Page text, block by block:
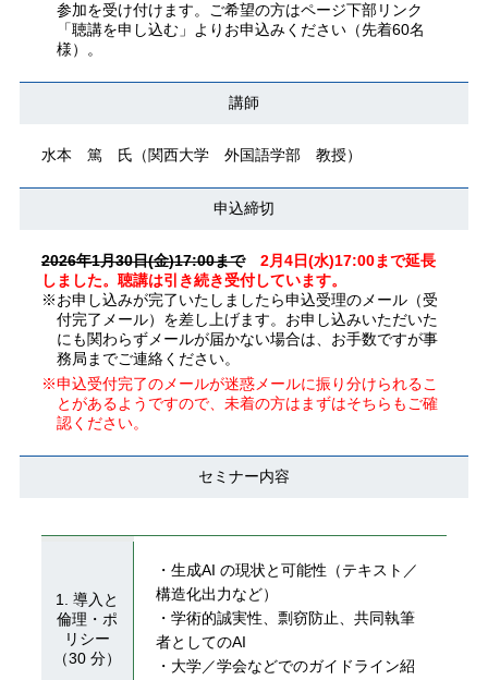
参加を受け付けます。ご希望の方はページ下部リンク
「聴講を申し込む」よりお申込みください（先着60名
様）。
講師
水本 篤 氏（関西大学 外国語学部 教授）
申込締切
2026年1月30日(金)17:00まで2月4日(水)17:00まで延長
しました。聴講は引き続き受付しています。
※お申し込みが完了いたしましたら申込受理のメール（受
付完了メール）を差し上げます。お申し込みいただいた
にも関わらずメールが届かない場合は、お手数ですが事
務局までご連絡ください。
※申込受付完了のメールが迷惑メールに振り分けられるこ
とがあるようですので、未着の方はまずはそちらもご確
認ください。
セミナー内容
1. 導⼊と
倫理・ポ
リシー
（30 分）
・⽣成AI の現状と可能性（テキスト／
構造化出⼒など）
・学術的誠実性、剽窃防⽌、共同執筆
者としてのAI
・⼤学／学会などでのガイドライン紹